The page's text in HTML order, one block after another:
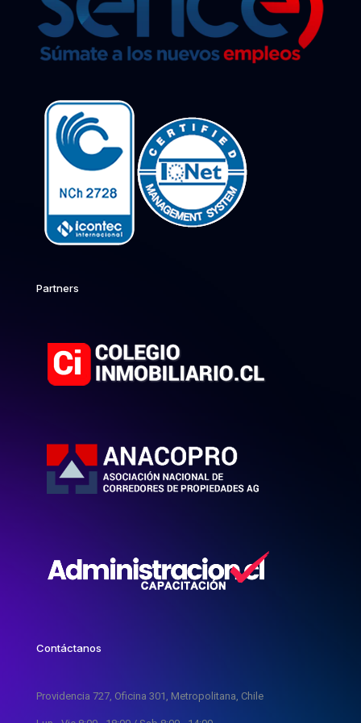
Partners
Contáctanos
Providencia 727, Oficina 301, Metropolitana, Chile